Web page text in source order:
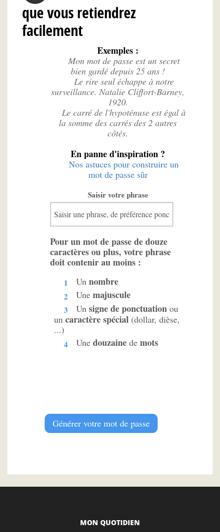
que vous retiendrez
facilement
Exemples :
Mon mot de passe est un secret
bien gardé depuis 25 ans !
Le rire seul échappe à notre
surveillance. Natalie Cliffort-Barney,
1920.
Le carré de l'hypoténuse est égal à
la somme des carrés des 2 autres
côtés.
En panne d'inspiration ?
Nos astuces pour construire un
mot de passe sûr
Saisir votre phrase
Pour un mot de passe de douze
caractères ou plus, votre phrase
doit contenir au moins :
Un nombre
Une majuscule
Un signe de ponctuation ou
un caractère spécial (dollar, dièse,
...)
Une douzaine de mots
Générer votre mot de passe
MON QUOTIDIEN